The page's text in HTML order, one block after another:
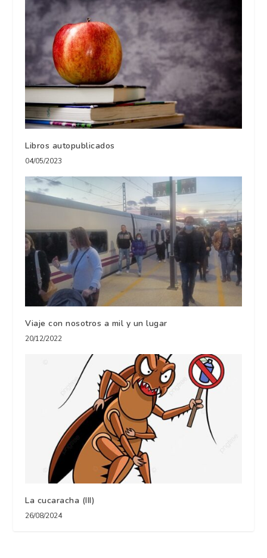
Libros autopublicados
04/05/2023
Viaje con nosotros a mil y un lugar
20/12/2022
La cucaracha (III)
26/08/2024